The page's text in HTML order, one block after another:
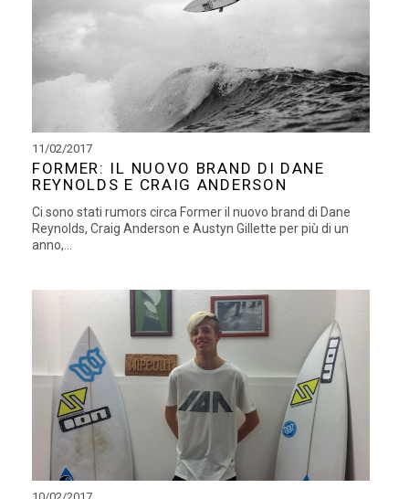
11/02/2017
FORMER: IL NUOVO BRAND DI DANE
REYNOLDS E CRAIG ANDERSON
Ci sono stati rumors circa Former il nuovo brand di Dane
Reynolds, Craig Anderson e Austyn Gillette per più di un
anno,...